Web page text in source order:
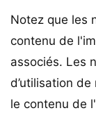
Notez que les
contenu de
associés. Les
d’utilisation
le contenu de